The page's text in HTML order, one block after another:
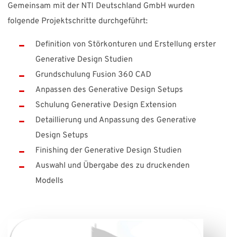
Gemeinsam mit der NTI Deutschland GmbH wurden
folgende Projektschritte durchgeführt:
Definition von Störkonturen und Erstellung erster
Generative Design Studien
Grundschulung Fusion 360 CAD
Anpassen des Generative Design Setups
Schulung Generative Design Extension
Detaillierung und Anpassung des Generative
Design Setups
Finishing der Generative Design Studien
Auswahl und Übergabe des zu druckenden
Modells